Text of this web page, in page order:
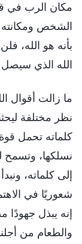
مكان الرب في
الشخص ومكانته
بأنه هو الله،
الله الذي سيصل
ما زالت أقوال
نظر مختلفة
كلماته تحمل
نسلكها، وتسمح
إلى كلماته،
شعوريًا في
إنه يبذل جهودًا
والطعام من